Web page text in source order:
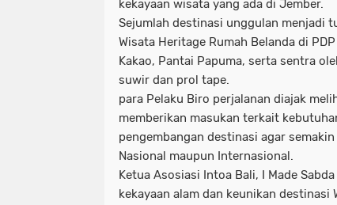
kekayaan wisata yang ada di Jember.
Sejumlah destinasi unggulan menjadi
Wisata Heritage Rumah Belanda di
Kakao, Pantai Papuma, serta sentra
suwir dan prol tape.
para Pelaku Biro perjalanan diajak
memberikan masukan terkait
pengembangan destinasi agar
Nasional maupun Internasional.
Ketua Asosiasi Intoa Bali, I Made
kekayaan alam dan keunikan destinasi